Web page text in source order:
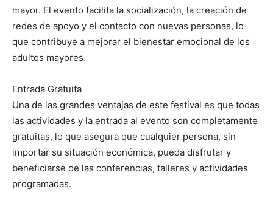
mayor. El evento facilita la socialización, la creación de
redes de apoyo y el contacto con nuevas personas, lo
que contribuye a mejorar el bienestar emocional de los
adultos mayores.
Entrada Gratuita
Una de las grandes ventajas de este festival es que todas
las actividades y la entrada al evento son completamente
gratuitas, lo que asegura que cualquier persona, sin
importar su situación económica, pueda disfrutar y
beneficiarse de las conferencias, talleres y actividades
programadas.